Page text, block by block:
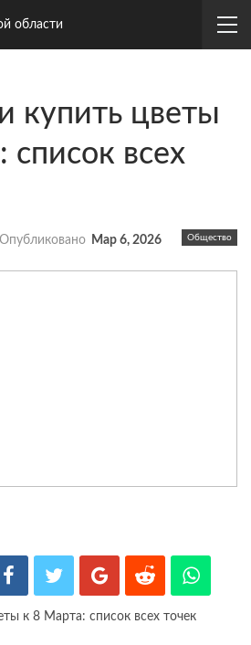
области
купить цветы
всех
Общество
Опубликовано Мар 6, 2026